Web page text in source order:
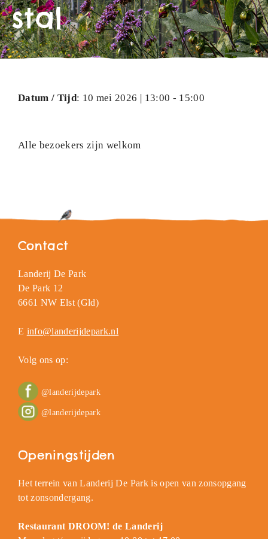
stal
Datum / Tijd: 10 mei 2026 | 13:00 - 15:00
Alle bezoekers zijn welkom
Contact
Landerij De Park
De Park 12
6661 NW Elst (Gld)
E info@landerijdepark.nl
Volg ons op:
@landerijdepark
@landerijdepark
Openingstijden
Het terrein van Landerij De Park is open van zonsopgang
tot zonsondergang.
Restaurant DROOM! de Landerij